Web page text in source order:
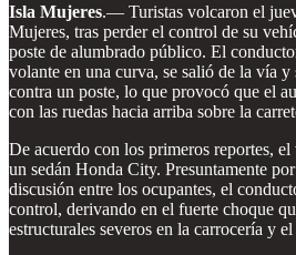
Isla Mujeres.— Turistas volcaron el
Mujeres, tras perder el control de su
poste de alumbrado público. El
volante en una curva, se salió de la vía
contra un poste, lo que provocó que el
con las ruedas hacia arriba sobre la
De acuerdo con los primeros reportes,
un sedán Honda City. Presuntamente
discusión entre los ocupantes, el
control, derivando en el fuerte choque
estructurales severos en la carrocería y el